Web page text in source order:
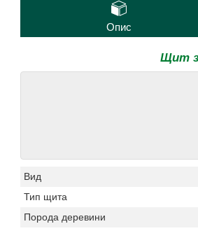
Опис
Щит
Вид
Тип щита
Порода деревини